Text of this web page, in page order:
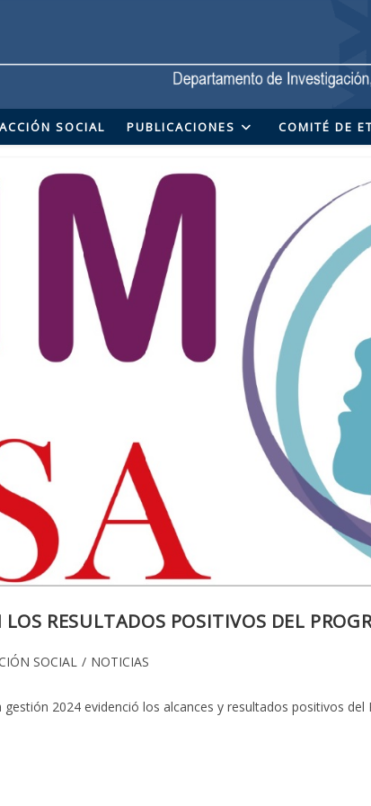
SOCIAL PUBLICACIONES COMITÉ DE
RESULTADOS POSITIVOS DEL
SOCIAL / NOTICIAS
2024 evidenció los alcances y resultados positivos del